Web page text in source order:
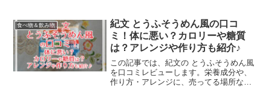
と、実際に使ってみて感じたメリットや
デメリットを口コミします。どうぞご覧
ください。
食べ物＆飲み物
紀文 とうふそうめん風の口コ
ミ！体に悪い？カロリーや糖質
は？アレンジや作り方も紹介♪
この記事では、紀文の とうふそうめん風
を口コミレビューします。栄養成分や、
作り方・アレンジに、売ってる場所など